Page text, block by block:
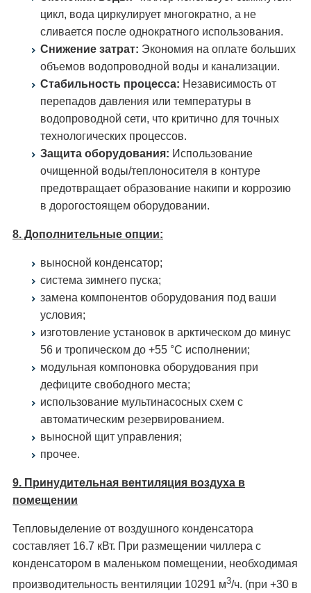
цикл, вода циркулирует многократно, а не
сливается после однократного использования.
Снижение затрат: Экономия на оплате больших
объемов водопроводной воды и канализации.
Стабильность процесса: Независимость от
перепадов давления или температуры в
водопроводной сети, что критично для точных
технологических процессов.
Защита оборудования: Использование
очищенной воды/теплоносителя в контуре
предотвращает образование накипи и коррозию
в дорогостоящем оборудовании.
8. Дополнительные опции:
выносной конденсатор;
система зимнего пуска;
замена компонентов оборудования под ваши
условия;
изготовление установок в арктическом до минус
56 и тропическом до +55 °С исполнении;
модульная компоновка оборудования при
дефиците свободного места;
использование мультинасосных схем с
автоматическим резервированием.
выносной щит управления;
прочее.
9. Принудительная вентиляция воздуха в
помещении
Тепловыделение от воздушного конденсатора
составляет 16.7 кВт. При размещении чиллера с
конденсатором в маленьком помещении, необходимая
производительность вентиляции 10291 м3/ч. (при +30 в